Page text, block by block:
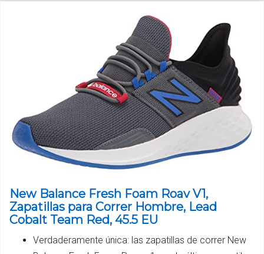
New Balance Fresh Foam Roav V1,
Zapatillas para Correr Hombre, Lead
Cobalt Team Red, 45.5 EU
Verdaderamente única: las zapatillas de correr New